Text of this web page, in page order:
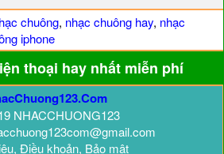
chuông, nhạc chuông hay, nhạc
iphone
thoại hay nhất miễn phí
NHACCHUONG123
Điều khoản, Bảo mật